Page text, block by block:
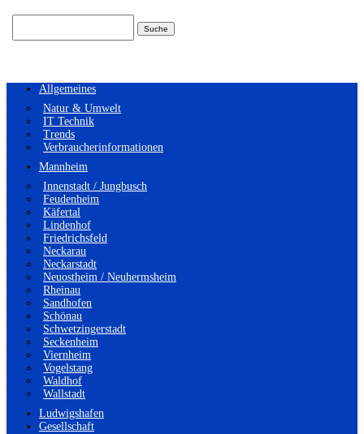
Allgemeines
Natur & Umwelt
IT Technik
Trends
Verbraucherinformationen
Mannheim
Innenstadt / Jungbusch
Feudenheim
Käfertal
Lindenhof
Friedrichsfeld
Neckarau
Neckarstadt
Neuostheim / Neuhermsheim
Rheinau
Sandhofen
Schönau
Schwetzingerstadt
Seckenheim
Viernheim
Vogelstang
Waldhof
Wallstadt
Ludwigshafen
Gesellschaft